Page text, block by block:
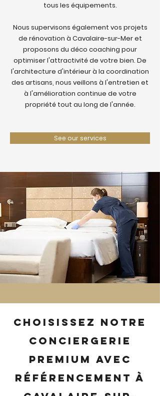
tous les équipements.
Nous supervisons également vos projets
de rénovation à Cavalaire-sur-Mer et
proposons du déco coaching pour
optimiser l'attractivité de votre bien. De
l'architecture d'intérieur à la coordination
des artisans, nous veillons à l'entretien et
à l'amélioration continue de votre
propriété tout au long de l'année.
See our services
Choisissez notre
conciergerie
premium avec
référencement à